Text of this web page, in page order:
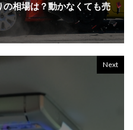
相場は？動かなくても売
Next